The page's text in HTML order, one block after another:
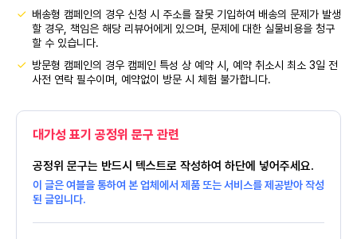
배송형 캠페인의 경우 신청 시 주소를 잘못 기입하여 배송의 문제가 발생
할 경우, 책임은 해당 리뷰어에게 있으며, 문제에 대한 실물비용을 청구
할 수 있습니다.
방문형 캠페인의 경우 캠페인 특성 상 예약 시, 예약 취소시 최소 3일 전
사전 연락 필수이며, 예약없이 방문 시 체험 불가합니다.
대가성 표기 공정위 문구 관련
공정위 문구는 반드시 텍스트로 작성하여 하단에 넣어주세요.
이 글은 여블을 통하여 본 업체에서 제품 또는 서비스를 제공받아 작성
된 글입니다.